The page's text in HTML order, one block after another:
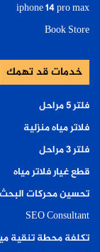
iphone 14 pro max
Book Store
خدمات قد تهمك
فلتر ٥ مراحل
فلاتر مياه منزلية
فلتر ٣ مراحل
قطع غيار فلاتر مياه
تحسين محركات البحث seo
SEO Consultant
تكلفة محطة تنقية